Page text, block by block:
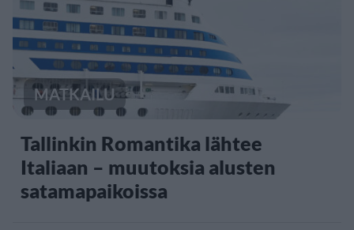
MATKAILU
Tallinkin Romantika lähtee
Italiaan – muutoksia alusten
satamapaikoissa